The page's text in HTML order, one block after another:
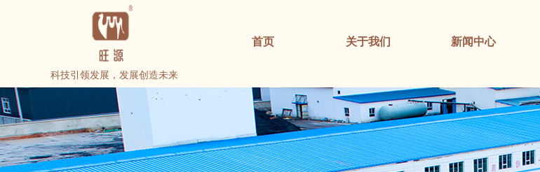
首页 关于我们 新闻中心
科技引领发展，发展创造未来